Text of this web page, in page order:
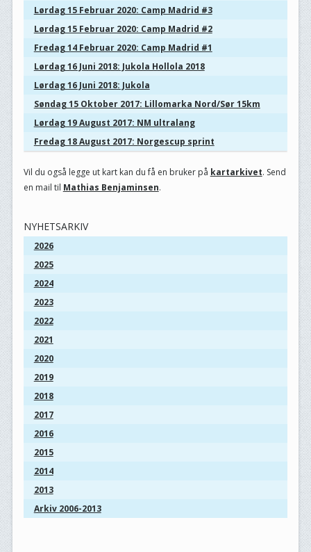
Lørdag 15 Februar 2020: Camp Madrid #3
Lørdag 15 Februar 2020: Camp Madrid #2
Fredag 14 Februar 2020: Camp Madrid #1
Lørdag 16 Juni 2018: Jukola Hollola 2018
Lørdag 16 Juni 2018: Jukola
Søndag 15 Oktober 2017: Lillomarka Nord/Sør 15km
Lørdag 19 August 2017: NM ultralang
Fredag 18 August 2017: Norgescup sprint
Vil du også legge ut kart kan du få en bruker på kartarkivet. Send
en mail til Mathias Benjaminsen.
NYHETSARKIV
2026
2025
2024
2023
2022
2021
2020
2019
2018
2017
2016
2015
2014
2013
Arkiv 2006-2013